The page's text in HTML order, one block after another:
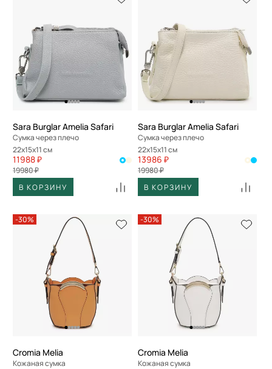
Sara Burglar Amelia Safari
Сумка через плечо
22x15x11 см
11988 ₽
19980 ₽
В КОРЗИНУ
Sara Burglar Amelia Safari
Сумка через плечо
22x15x11 см
13986 ₽
19980 ₽
В КОРЗИНУ
-30%
Cromia Melia
Кожаная сумка
-30%
Cromia Melia
Кожаная сумка